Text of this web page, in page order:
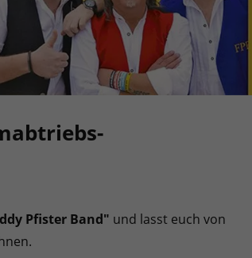
Pfister Band" und lasst euch von